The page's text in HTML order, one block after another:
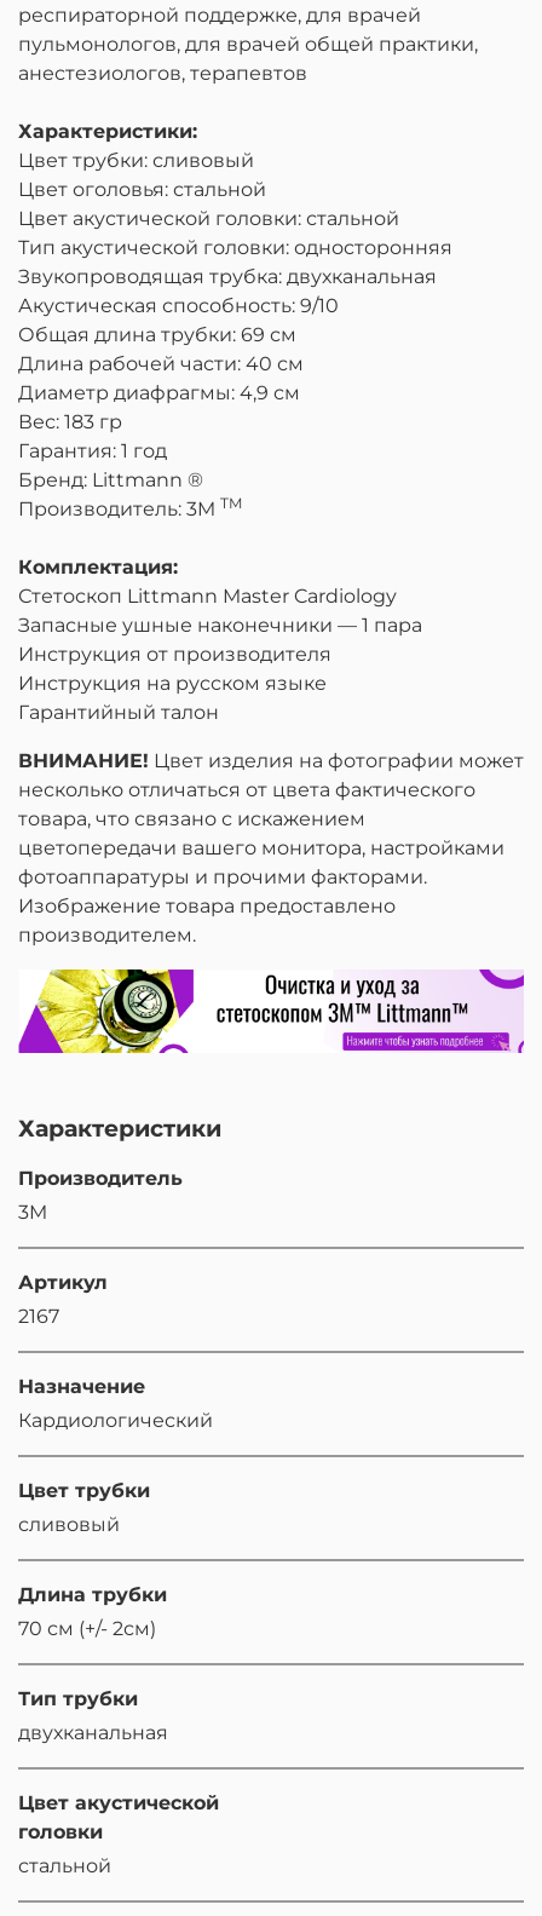
респираторной поддержке, для врачей
пульмонологов, для врачей общей практики,
анестезиологов, терапевтов
Характеристики:
Цвет трубки: сливовый
Цвет оголовья: стальной
Цвет акустической головки: стальной
Тип акустической головки: односторонняя
Звукопроводящая трубка: двухканальная
Акустическая способность: 9/10
Общая длина трубки: 69 см
Длина рабочей части: 40 см
Диаметр диафрагмы: 4,9 см
Вес: 183 гр
Гарантия: 1 год
Бренд: Littmann ®
Производитель: 3M TM
Комплектация:
Стетоскоп Littmann Master Cardiology
Запасные ушные наконечники — 1 пара
Инструкция от производителя
Инструкция на русском языке
Гарантийный талон
ВНИМАНИЕ! Цвет изделия на фотографии может
несколько отличаться от цвета фактического
товара, что связано с искажением
цветопередачи вашего монитора, настройками
фотоаппаратуры и прочими факторами.
Изображение товара предоставлено
производителем.
Характеристики
Производитель
3M
Артикул
2167
Назначение
Кардиологический
Цвет трубки
сливовый
Длина трубки
70 см (+/- 2см)
Тип трубки
двухканальная
Цвет акустической
головки
стальной